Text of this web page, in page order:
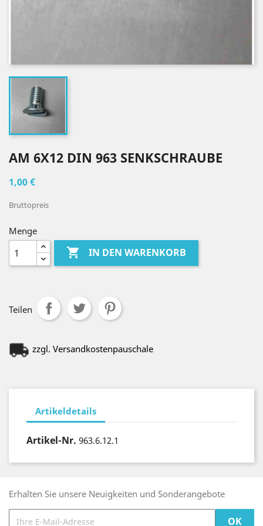
AM 6X12 DIN 963 SENKSCHRAUBE
1,00 €
Bruttopreis
Menge
 IN DEN WARENKORB
Teilen
zzgl. Versandkostenpauschale
Artikeldetails
Artikel-Nr. 963.6.12.1
Erhalten Sie unsere Neuigkeiten und Sonderangebote